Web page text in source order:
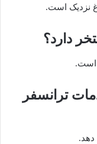
نزدیک است.
دارد؟
است.
ترانسفر
دهد.